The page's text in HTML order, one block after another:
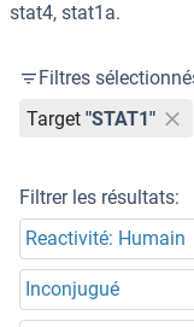
stat4, stat1a.
Filtres
Target "STAT1"
Filtrer les résultats:
Reactivité: Humain
Inconjugué